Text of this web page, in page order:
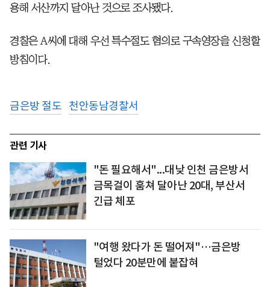
용해 서산까지 달아난 것으로 조사됐다.
경찰은 A씨에 대해 우선 특수절도 혐의로 구속영장을 신청할
방침이다.
금은방 절도 천안동남경찰서
관련 기사
"돈 필요해서"...대낮 인천 금은방서
금목걸이 훔쳐 달아난 20대, 부산서
긴급 체포
"여행 왔다가 돈 떨어져"…금은방
털었다 20분만에 붙잡혀